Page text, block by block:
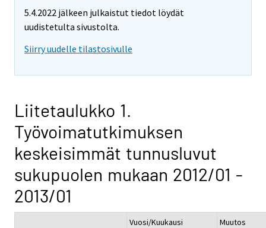
5.4.2022 jälkeen julkaistut tiedot löydät
uudistetulta sivustolta.
Siirry uudelle tilastosivulle
Liitetaulukko 1.
Työvoimatutkimuksen
keskeisimmät tunnusluvut
sukupuolen mukaan 2012/01 -
2013/01
Vuosi/Kuukausi
Muutos